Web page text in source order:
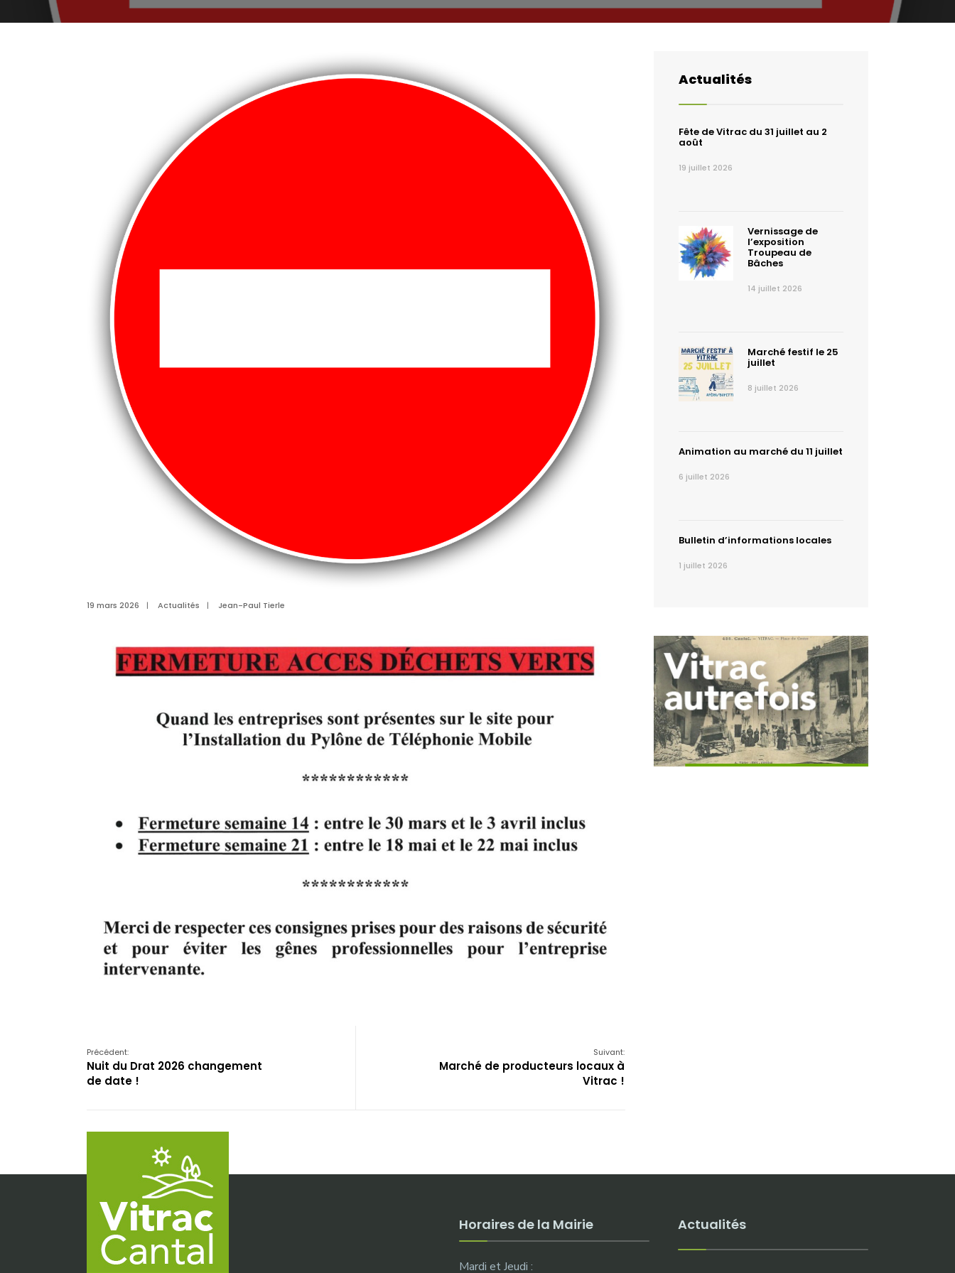
19 mars 2026 | Actualités | Jean-Paul Tierle
Précédent:
Nuit du Drat 2026 changement
de date !
Suivant:
Marché de producteurs locaux à
Vitrac !
Actualités
Fête de Vitrac du 31 juillet au 2
août
19 juillet 2026
Vernissage de
l’exposition
Troupeau de
Bâches
14 juillet 2026
Marché festif le 25
juillet
8 juillet 2026
Animation au marché du 11 juillet
6 juillet 2026
Bulletin d’informations locales
1 juillet 2026
Horaires de la Mairie
Mardi et Jeudi :
Actualités